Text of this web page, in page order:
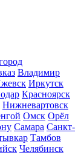
Владимир
Иркутск
Красноярск
Нижневартовск
Омск Орёл
Самара Санкт-
Тамбов
Челябинск